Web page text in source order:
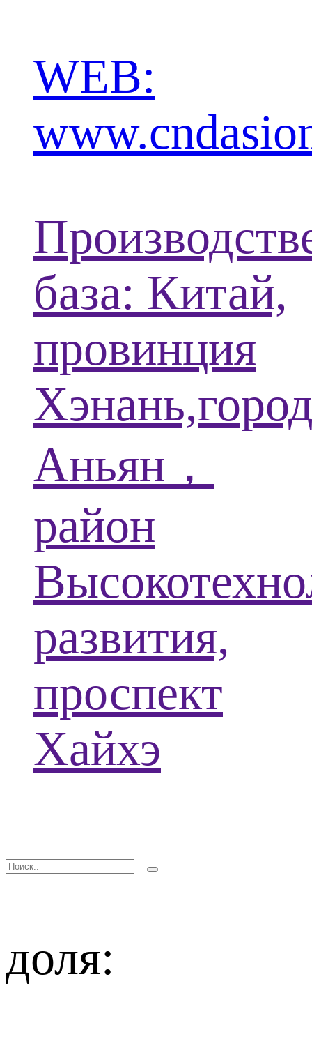
WEB:
база: Китай,
провинция
Аньян，
район
развития,
проспект
Хайхэ
доля: